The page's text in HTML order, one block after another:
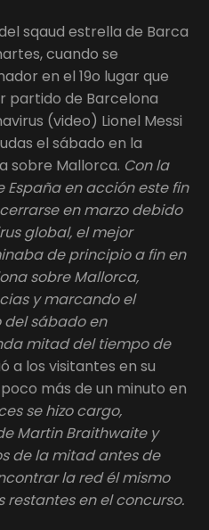
sqaud estrella de Barca
cuando se
en el 19o lugar que
partido de Barcelona
(video) Lionel Messi
el sábado en la
sobre Mallorca. Con la
en acción este fin
en marzo debido
global, el mejor
de principio a fin en
sobre Mallorca,
y marcando el
sábado en
mitad del tiempo de
a los visitantes en su
más de un minuto en
se hizo cargo,
Martin Braithwaite y
de la mitad antes de
la red él mismo
restantes en el concurso.